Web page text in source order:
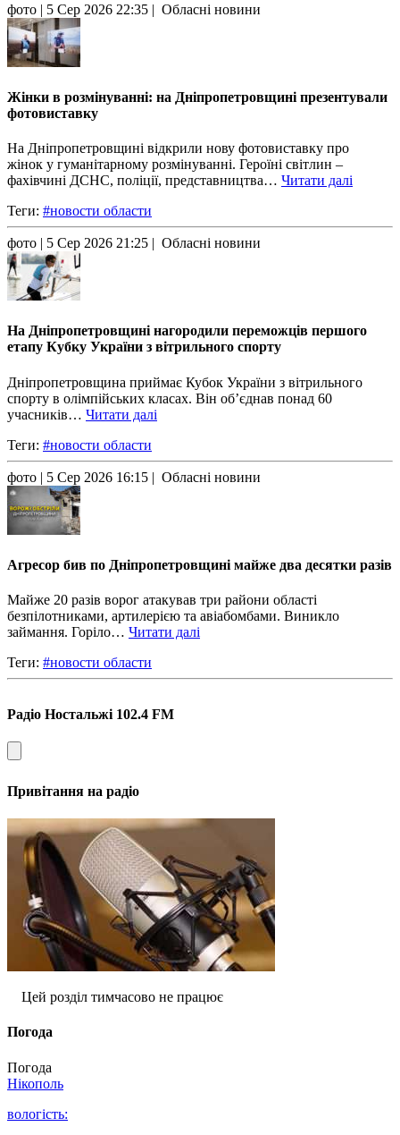
фото | 5 Сер 2026 22:35 | Обласні новини
Жінки в розмінуванні: на Дніпропетровщині презентували
фотовиставку
На Дніпропетровщині відкрили нову фотовиставку про
жінок у гуманітарному розмінуванні. Героїні світлин –
фахівчині ДСНС, поліції, представництва… Читати далі
Теги: #новости области
фото | 5 Сер 2026 21:25 | Обласні новини
На Дніпропетровщині нагородили переможців першого
етапу Кубку України з вітрильного спорту
Дніпропетровщина приймає Кубок України з вітрильного
спорту в олімпійських класах. Він об’єднав понад 60
учасників… Читати далі
Теги: #новости области
фото | 5 Сер 2026 16:15 | Обласні новини
Агресор бив по Дніпропетровщині майже два десятки разів
Майже 20 разів ворог атакував три райони області
безпілотниками, артилерією та авіабомбами. Виникло
займання. Горіло… Читати далі
Теги: #новости области
Радіо Ностальжі 102.4 FM
Привітання на радіо
Цей розділ тимчасово не працює
Погода
Погода
Нікополь
вологість: